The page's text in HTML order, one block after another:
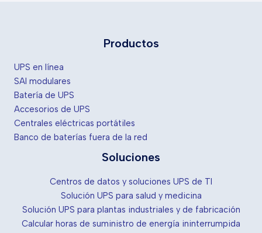
Productos
UPS en línea
SAI modulares
Batería de UPS
Accesorios de UPS
Centrales eléctricas portátiles
Banco de baterías fuera de la red
Soluciones
Centros de datos y soluciones UPS de TI
Solución UPS para salud y medicina
Solución UPS para plantas industriales y de fabricación
Calcular horas de suministro de energía ininterrumpida